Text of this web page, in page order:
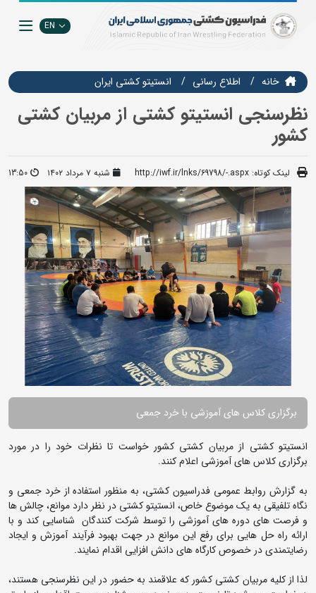
EN
خانه اطلاع رسانی انستيتو كشتي ايران
نظرسنجی انستیتو کشتی از مربیان کشتی
کشور
لینک کوتاه: http://iwf.ir/lnks/69798/-.aspx شنبه ۷ مرداد ۱۴۰۲ 13:50
برگزاری کلاس های آموزشی با خرد جمعی
انستیتو کشتی از مربیان کشتی کشور خواست تا نظرات خود را در مورد
برگزاری کلاس های آموزشی اعلام کنند.
به گزارش روابط عمومی فدراسیون کشتی، به منظور استفاده از خرد جمعی و
نگاه تلفیقی به یک موضوع خاص، انستیتو کشتی در نظر دارد موانع، چالش ها
و فرصت های دوره های آموزشی را توسط شرکت کنندگان شناسایی کند و با
ارائه راه حل هایی برای رفع این موانع در جهت بهبود فرآیند آموزش و ایجاد
رضایتمندی در خصوص کارگاه های دانش افزایی اقدام نمایند.
لذا از کلیه مربیان کشتی کشور که علاقمند به حضور در این نظرسنجی هستند،